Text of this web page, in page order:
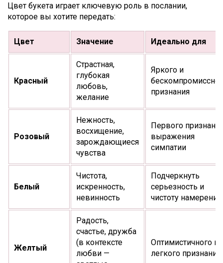
Цвет букета играет ключевую роль в послании,
которое вы хотите передать:
Цвет Значение Идеально для
Красный
Страстная,
глубокая
любовь,
желание
Яркого и
признания
Розовый
Нежность,
восхищение,
зарождающиеся
чувства
Первого
выражения
симпатии
Белый
Чистота,
искренность,
невинность
Подчеркнуть
серьезность и
чистоту намерений
Желтый
Радость,
счастье, дружба
(в контексте
любви —
Оптимистичного и
легкого признания